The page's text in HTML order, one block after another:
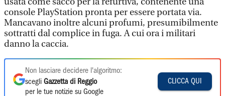
console PlayStation pronta per essere portata via.
Mancavano inoltre alcuni profumi, presumibilmente
sottratti dal complice in fuga. A cui ora i militari
danno la caccia.
Non lasciare decidere l'algoritmo:
scegli Gazzetta di Reggio
per le tue notizie su Google
CLICCA QUI